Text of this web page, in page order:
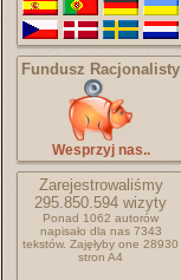
Fundusz Racjonalisty
Wesprzyj nas..
Zarejestrowaliśmy
295.850.594 wizyty
Ponad 1062 autorów
napisało dla nas 7343
tekstów. Zajęłyby one 28930
stron A4